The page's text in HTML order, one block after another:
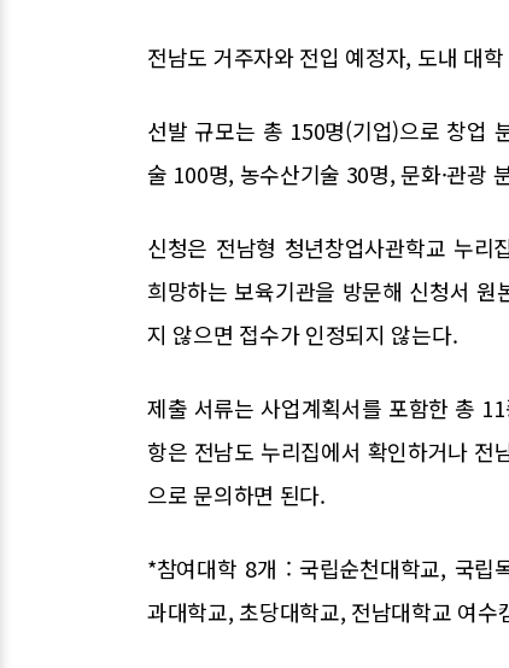
전남도 거주자와 전입 예정자, 도내 대
선발 규모는 총 150명(기업)으로 창업
술 100명, 농수산기술 30명, 문화·관광
신청은 전남형 청년창업사관학교 누
희망하는 보육기관을 방문해 신청서
지 않으면 접수가 인정되지 않는다.
제출 서류는 사업계획서를 포함한 총
항은 전남도 누리집에서 확인하거나
으로 문의하면 된다.
*참여대학 8개 : 국립순천대학교, 국립
과대학교, 초당대학교, 전남대학교 여수